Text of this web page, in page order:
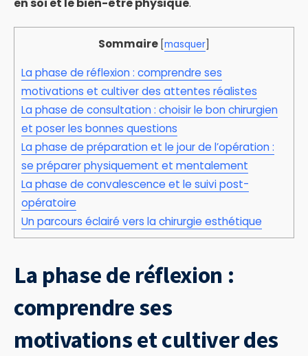
Sommaire [masquer
La phase de réflexion : comprendre ses
motivations et cultiver des attentes réalistes
La phase de consultation : choisir le bon chirurgien
et poser les bonnes questions
La phase de préparation et le jour de l’opération :
se préparer physiquement et mentalement
La phase de convalescence et le suivi post-
opératoire
Un parcours éclairé vers la chirurgie esthétique
La phase de réflexion :
comprendre ses
motivations et cultiver des